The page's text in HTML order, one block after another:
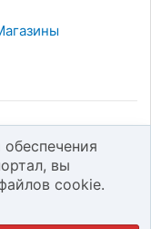
здесь нет,
вы
cookie.